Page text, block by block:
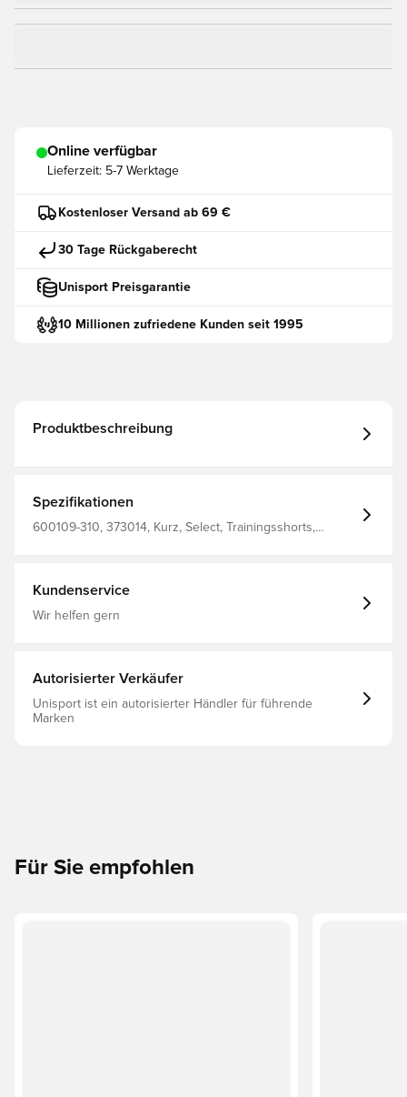
Online verfügbar
Lieferzeit: 5-7 Werktage
Kostenloser Versand ab 69 €
30 Tage Rückgaberecht
Unisport Preisgarantie
10 Millionen zufriedene Kunden seit 1995
Produktbeschreibung
Spezifikationen
600109-310, 373014, Kurz, Select, Trainingsshorts,
Kundenservice
Wir helfen gern
Autorisierter Verkäufer
Unisport ist ein autorisierter Händler für führende
Marken
Für Sie empfohlen